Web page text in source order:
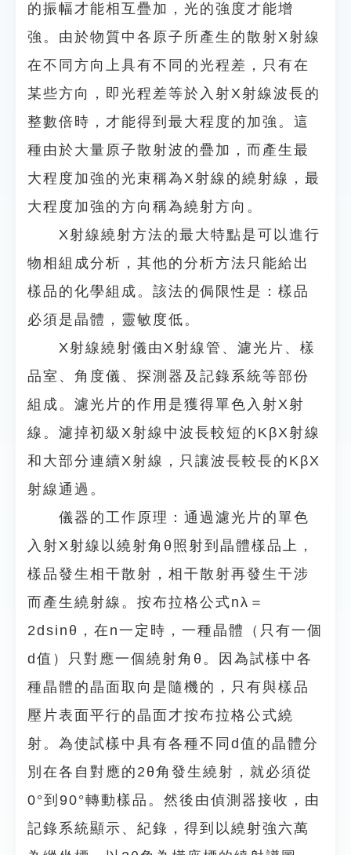
的振幅才能相互疊加，光的強度才能增
強。由於物質中各原子所產生的散射X射線
在不同方向上具有不同的光程差，只有在
某些方向，即光程差等於入射X射線波長的
整數倍時，才能得到最大程度的加強。這
種由於大量原子散射波的疊加，而產生最
大程度加強的光束稱為X射線的繞射線，最
大程度加強的方向稱為繞射方向。
X射線繞射方法的最大特點是可以進行
物相組成分析，其他的分析方法只能給出
樣品的化學組成。該法的侷限性是：樣品
必須是晶體，靈敏度低。
X射線繞射儀由X射線管、濾光片、樣
品室、角度儀、探測器及記錄系統等部份
組成。濾光片的作用是獲得單色入射X射
線。濾掉初級X射線中波長較短的KβX射線
和大部分連續X射線，只讓波長較長的KβX
射線通過。
儀器的工作原理：通過濾光片的單色
入射X射線以繞射角θ照射到晶體樣品上，
樣品發生相干散射，相干散射再發生干涉
而產生繞射線。按布拉格公式nλ＝
2dsinθ，在n一定時，一種晶體（只有一個
d值）只對應一個繞射角θ。因為試樣中各
種晶體的晶面取向是隨機的，只有與樣品
壓片表面平行的晶面才按布拉格公式繞
射。為使試樣中具有各種不同d值的晶體分
別在各自對應的2θ角發生繞射，就必須從
0°到90°轉動樣品。然後由偵測器接收，由
記錄系統顯示、紀錄，得到以繞射強六萬